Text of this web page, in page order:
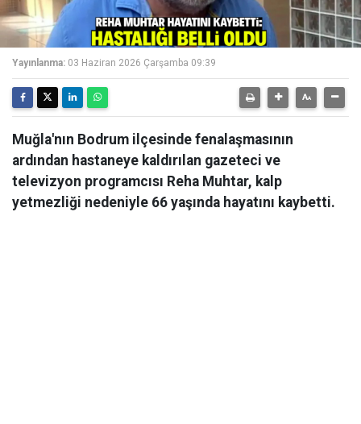
Yayınlanma: 03 Haziran 2026 Çarşamba 09:39
Muğla'nın Bodrum ilçesinde fenalaşmasının
ardından hastaneye kaldırılan gazeteci ve
televizyon programcısı Reha Muhtar, kalp
yetmezliği nedeniyle 66 yaşında hayatını kaybetti.